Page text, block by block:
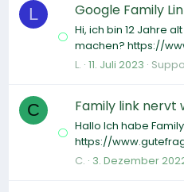
L Google Family
Hi, ich bin 12 Jahre
machen? https://
L. 11. Juli 2023
C Family link nervt
Hallo Ich habe
https://
C. 3. Dezember